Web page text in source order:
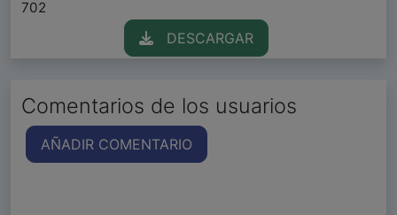
702
DESCARGAR
Comentarios de los usuarios
AÑADIR COMENTARIO